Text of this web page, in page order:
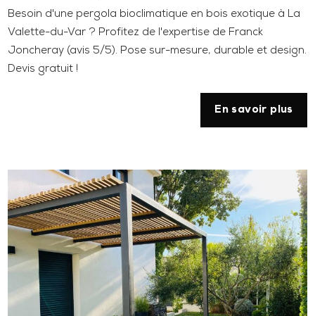
Besoin d'une pergola bioclimatique en bois exotique à La
Valette-du-Var ? Profitez de l'expertise de Franck
Joncheray (avis 5/5). Pose sur-mesure, durable et design.
Devis gratuit !
En savoir plus